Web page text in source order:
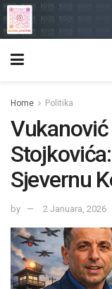
Home Politika
Sjevernu
by 2 Januara, 2026